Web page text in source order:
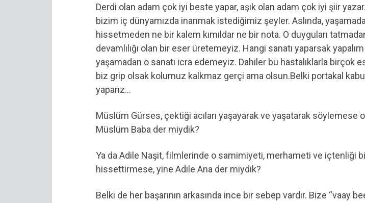
Derdi olan adam çok iyi beste yapar, aşık olan adam çok iyi şiir
bizim iç dünyamızda inanmak istediğimiz şeyler. Aslında,
hissetmeden ne bir kalem kımıldar ne bir nota. O duyguları
devamlılığı olan bir eser üretemeyiz. Hangi sanatı yaparsak
yaşamadan o sanatı icra edemeyiz. Dahiler bu hastalıklarla birçok
biz grip olsak kolumuz kalkmaz gerçi ama olsun.Belki portakal
yaparız…
Müslüm Gürses, çektiği acıları yaşayarak ve yaşatarak söylemese o
Müslüm Baba der miydik?
Ya da Adile Naşit, filmlerinde o samimiyeti, merhameti ve içtenliği
hissettirmese, yine Adile Ana der miydik?
Belki de her başarının arkasında ince bir sebep vardır. Bize “vaay